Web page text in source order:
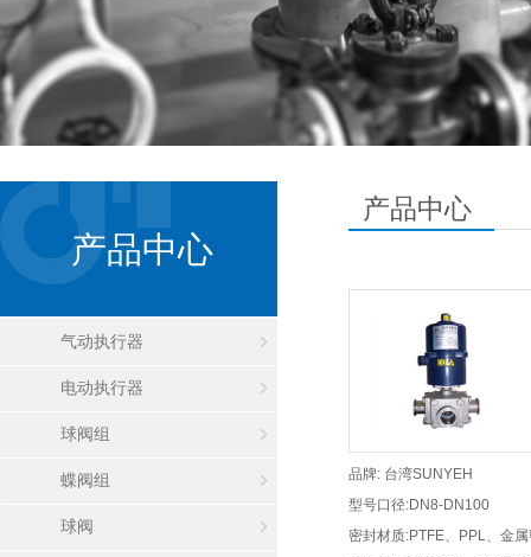
产品中心
气动执行器
电动执行器
球阀组
蝶阀组
球阀
产品中心
品牌: 台湾SUNYEH
型号口径:DN8-DN100
密封材质:PTFE、PPL、金